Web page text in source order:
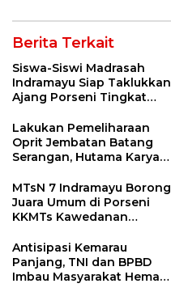
Berita Terkait
Siswa-Siswi Madrasah
Indramayu Siap Taklukkan
Ajang Porseni Tingkat
Lakukan Pemeliharaan
Oprit Jembatan Batang
Serangan, Hutama Karya
55 Tol Binjai–Langsa
MTsN 7 Indramayu Borong
Juara Umum di Porseni
KKMTs Kawedanan
Antisipasi Kemarau
Panjang, TNI dan BPBD
Imbau Masyarakat Hemat